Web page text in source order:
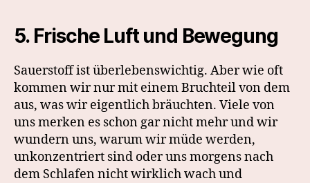
5. Frische Luft und Bewegung
Sauerstoff ist überlebenswichtig. Aber wie oft
kommen wir nur mit einem Bruchteil von dem
aus, was wir eigentlich bräuchten. Viele von
uns merken es schon gar nicht mehr und wir
wundern uns, warum wir müde werden,
unkonzentriert sind oder uns morgens nach
dem Schlafen nicht wirklich wach und